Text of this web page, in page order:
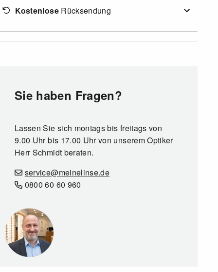
KostenloseRücksendung
Sie haben Fragen?
Lassen Sie sich montags bis freitags von
9.00 Uhr bis 17.00 Uhr von unserem Optiker
Herr Schmidt beraten.
service@meinelinse.de
0800 60 60 960